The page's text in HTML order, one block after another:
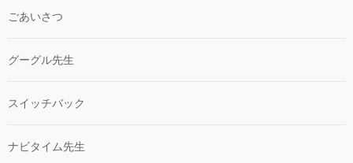
ごあいさつ
グーグル先生
スイッチバック
ナビタイム先生